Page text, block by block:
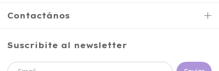
Contactános
Suscribite al newsletter